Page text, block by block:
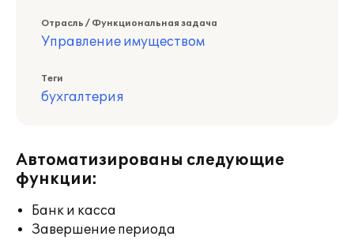
Отрасль / Функциональная задача
Управление имуществом
Теги
бухгалтерия
Автоматизированы следующие
функции:
Банк и касса
Завершение периода